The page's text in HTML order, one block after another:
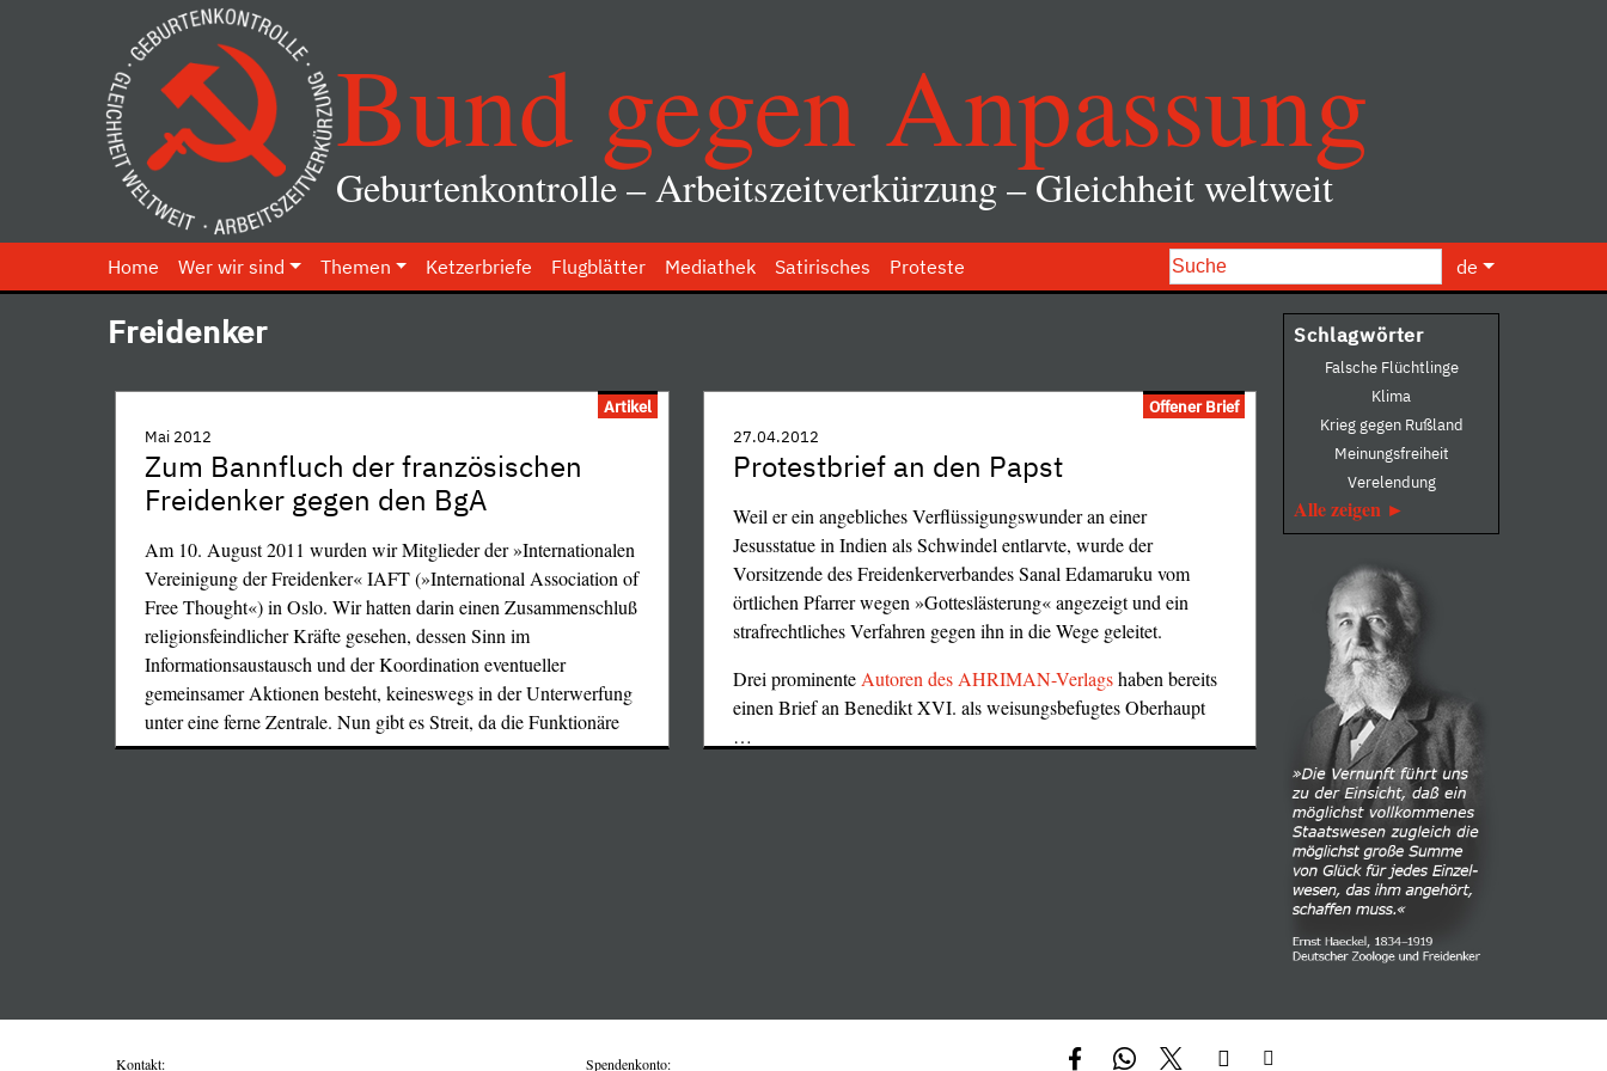
Bund gegen Anpassung
Geburtenkontrolle – Arbeitszeitverkürzung – Gleichheit weltweit
Home Wer wir sind Themen Ketzerbriefe Flugblätter Mediathek Satirisches Proteste de
Freidenker
Artikel
Mai 2012
Zum Bannfluch der französischen
Freidenker gegen den BgA
Am 10. August 2011 wurden wir Mitglieder der »Internationalen
Vereinigung der Freidenker« IAFT (»International Association of
Free Thought«) in Oslo. Wir hatten darin einen Zusammenschluß
religionsfeindlicher Kräfte gesehen, dessen Sinn im
Informationsaustausch und der Koordination eventueller
gemeinsamer Aktionen besteht, keineswegs in der Unterwerfung
unter eine ferne Zentrale. Nun gibt es Streit, da die Funktionäre
…
Offener Brief
27.04.2012
Protestbrief an den Papst
Weil er ein angebliches Verflüssigungswunder an einer
Jesusstatue in Indien als Schwindel entlarvte, wurde der
Vorsitzende des Freidenkerverbandes Sanal Edamaruku vom
örtlichen Pfarrer wegen »Gotteslästerung« angezeigt und ein
strafrechtliches Verfahren gegen ihn in die Wege geleitet.
Drei prominenteAutoren des AHRIMAN-Verlagshaben bereits
einen Brief an Benedikt XVI. als weisungsbefugtes Oberhaupt
…
Schlagwörter
Falsche Flüchtlinge
Klima
Krieg gegen Rußland
Meinungsfreiheit
Verelendung
Alle zeigen
Kontakt: Spendenkonto: